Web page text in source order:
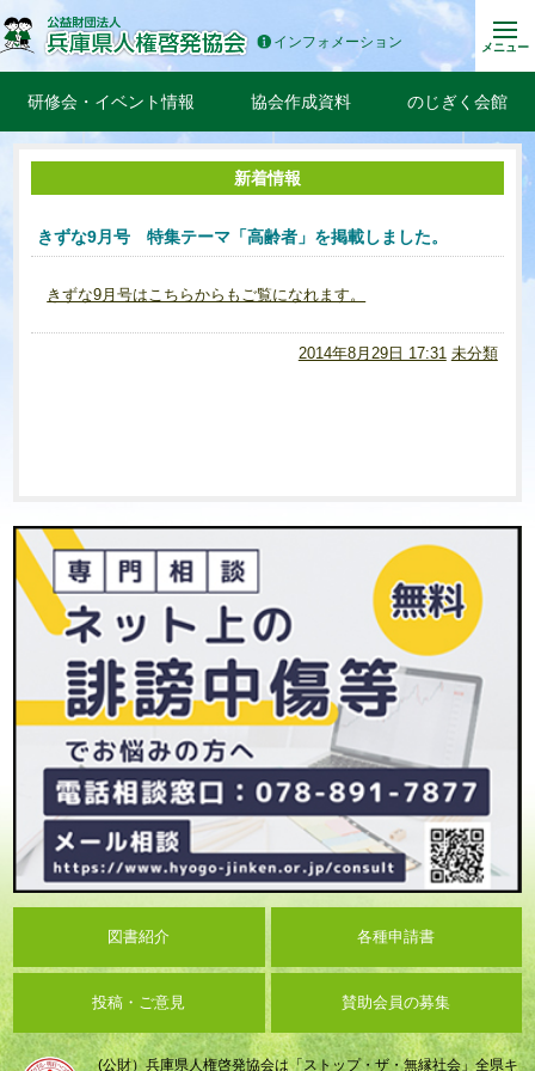
インフォメーション メニュー
研修会・イベント情報 協会作成資料 のじぎく会館
新着情報
きずな9月号 特集テーマ「高齢者」を掲載しました。
きずな9月号はこちらからもご覧になれます。
2014年8月29日 17:31 未分類
図書紹介 各種申請書
投稿・ご意見 賛助会員の募集
(公財）兵庫県人権啓発協会は「ストップ・ザ・無縁社会」全県キ